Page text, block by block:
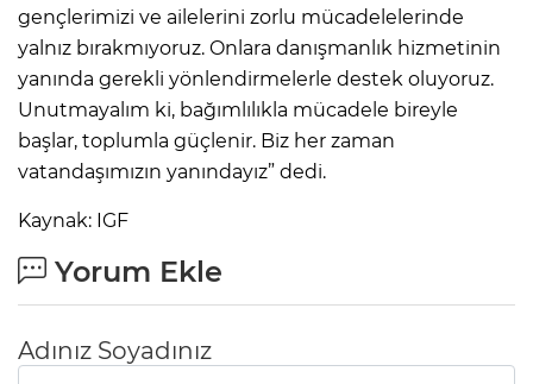
gençlerimizi ve ailelerini zorlu mücadelelerinde
yalnız bırakmıyoruz. Onlara danışmanlık hizmetinin
yanında gerekli yönlendirmelerle destek oluyoruz.
Unutmayalım ki, bağımlılıkla mücadele bireyle
başlar, toplumla güçlenir. Biz her zaman
vatandaşımızın yanındayız” dedi.
Kaynak: IGF
Yorum Ekle
Adınız Soyadınız